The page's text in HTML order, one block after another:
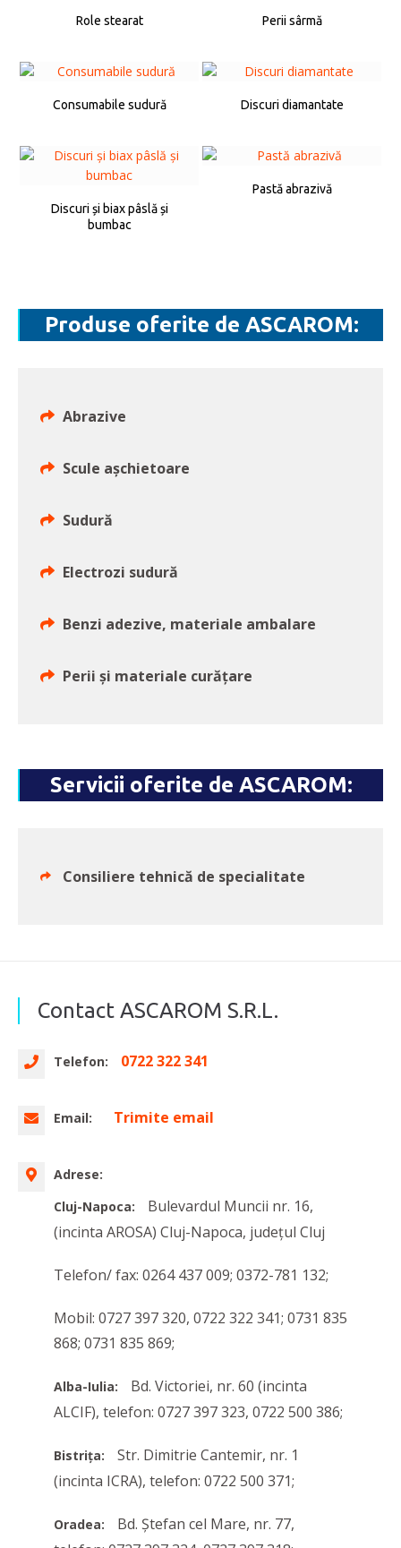
Role stearat Perii sârmă
Consumabile sudură Discuri diamantate
Discuri și biax pâslă și
bumbac
Pastă abrazivă
Produse oferite de ASCAROM:
Abrazive
Scule aşchietoare
Sudură
Electrozi sudură
Benzi adezive, materiale ambalare
Perii și materiale curățare
Servicii oferite de ASCAROM:
Consiliere tehnică de specialitate
Contact ASCAROM S.R.L.
Telefon: 0722 322 341
Email: Trimite email
Adrese:
Cluj-Napoca:
Bulevardul Muncii nr. 16,
(incinta AROSA) Cluj-Napoca, județul Cluj
Telefon/ fax: 0264 437 009; 0372-781 132;
Mobil: 0727 397 320, 0722 322 341; 0731 835
868; 0731 835 869;
Alba-Iulia:
Bd. Victoriei, nr. 60 (incinta
ALCIF), telefon: 0727 397 323, 0722 500 386;
Bistrița:
Str. Dimitrie Cantemir, nr. 1
(incinta ICRA), telefon: 0722 500 371;
Oradea:
Bd. Ștefan cel Mare, nr. 77,